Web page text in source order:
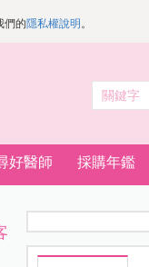
們的隱私權說明 。
好醫師 採購年鑑